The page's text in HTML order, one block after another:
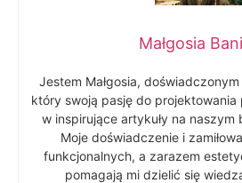
Małgosia
Jestem Małgosia,
który swoją pasję do
w inspirujące artykuły na naszym
Moje doświadczenie i
funkcjonalnych, a zarazem
pomagają mi dzielić się